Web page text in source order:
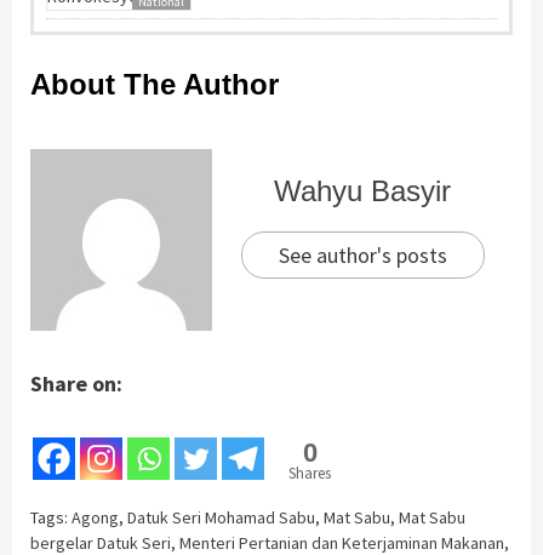
About The Author
Wahyu Basyir
See author's posts
Share on:
0
Shares
Tags: Agong, Datuk Seri Mohamad Sabu, Mat Sabu, Mat Sabu
bergelar Datuk Seri, Menteri Pertanian dan Keterjaminan Makanan,